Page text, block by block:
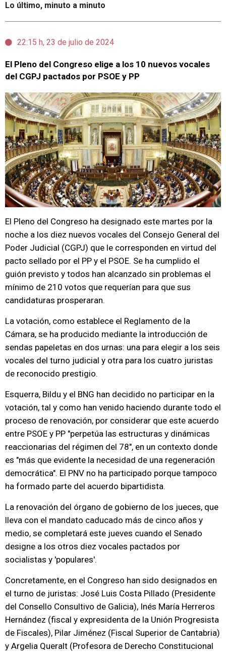
Lo último, minuto a minuto
22:15 h, 23 de julio de 2024
El Pleno del Congreso elige a los 10 nuevos vocales
del CGPJ pactados por PSOE y PP
El Pleno del Congreso ha designado este martes por la
noche a los diez nuevos vocales del Consejo General del
Poder Judicial (CGPJ) que le corresponden en virtud del
pacto sellado por el PP y el PSOE. Se ha cumplido el
guión previsto y todos han alcanzado sin problemas el
mínimo de 210 votos que requerían para que sus
candidaturas prosperaran.
La votación, como establece el Reglamento de la
Cámara, se ha producido mediante la introducción de
sendas papeletas en dos urnas: una para elegir a los seis
vocales del turno judicial y otra para los cuatro juristas
de reconocido prestigio.
Esquerra, Bildu y el BNG han decidido no participar en la
votación, tal y como han venido haciendo durante todo el
proceso de renovación, por considerar que este acuerdo
entre PSOE y PP "perpetúa las estructuras y dinámicas
reaccionarias del régimen del 78", en un contexto donde
es "más que evidente la necesidad de una regeneración
democrática". El PNV no ha participado porque tampoco
ha formado parte del acuerdo bipartidista.
La renovación del órgano de gobierno de los jueces, que
lleva con el mandato caducado más de cinco años y
medio, se completará este jueves cuando el Senado
designe a los otros diez vocales pactados por
socialistas y 'populares'.
Concretamente, en el Congreso han sido designados en
el turno de juristas: José Luis Costa Pillado (Presidente
del Consello Consultivo de Galicia), Inés María Herreros
Hernández (fiscal y expresidenta de la Unión Progresista
de Fiscales), Pilar Jiménez (Fiscal Superior de Cantabria)
y Argelia Queralt (Profesora de Derecho Constitucional